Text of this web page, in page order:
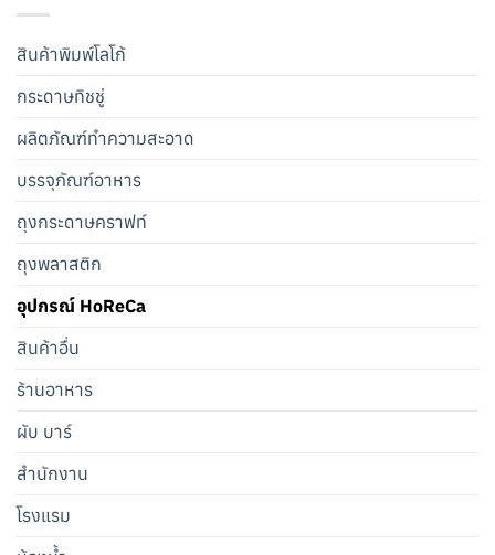
สินค้าพิมพ์โลโก้
กระดาษทิชชู่
ผลิตภัณฑ์ทำความสะอาด
บรรจุภัณฑ์อาหาร
ถุงกระดาษคราฟท์
ถุงพลาสติก
อุปกรณ์ HoReCa
สินค้าอื่น
ร้านอาหาร
ผับ บาร์
สำนักงาน
โรงแรม